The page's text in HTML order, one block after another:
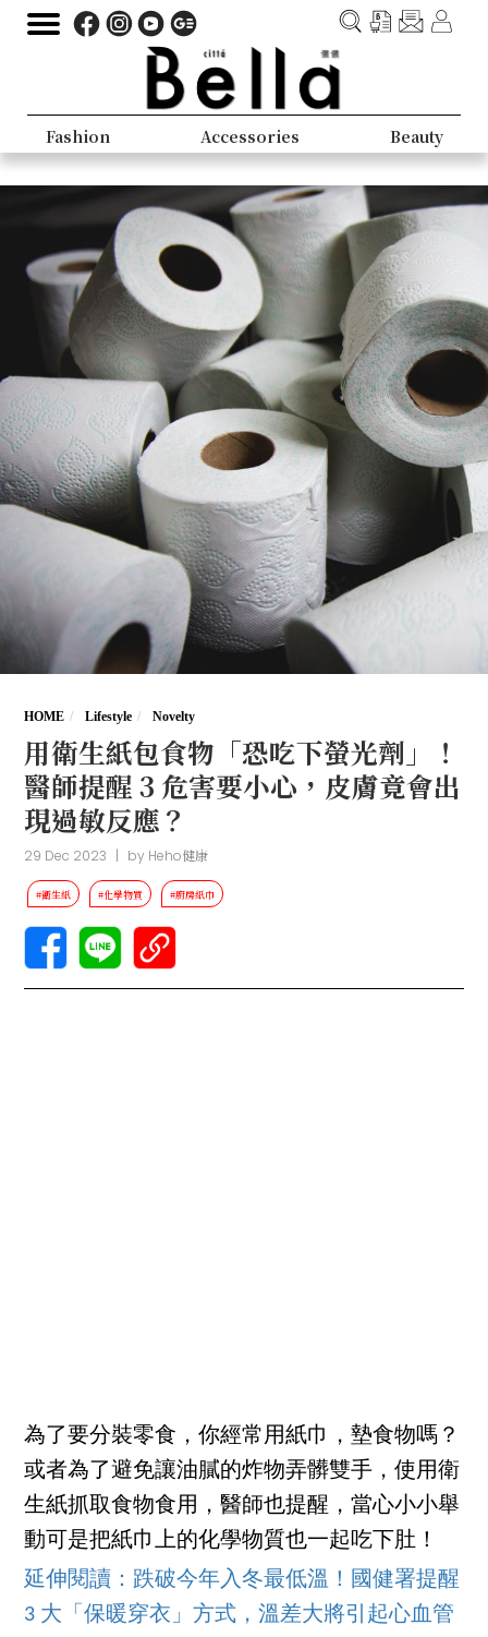
Fashion Accessories Beauty
HOME Lifestyle Novelty
用衛生紙包食物「恐吃下螢光劑」！
醫師提醒 3 危害要小心，皮膚竟會出
現過敏反應？
29 Dec 2023 | by Heho健康
#衛生紙 #化學物質 #廚房紙巾
為了要分裝零食，你經常用紙巾，墊食物嗎？
或者為了避免讓油膩的炸物弄髒雙手，使用衛
生紙抓取食物食用，醫師也提醒，當心小小舉
動可是把紙巾上的化學物質也一起吃下肚！
延伸閱讀：跌破今年入冬最低溫！國健署提醒
3 大「保暖穿衣」方式，溫差大將引起心血管